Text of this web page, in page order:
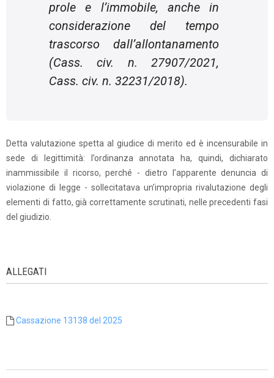
prole e l’immobile, anche in
considerazione del tempo
trascorso dall’allontanamento
(Cass. civ. n. 27907/2021,
Cass. civ. n. 32231/2018).
Detta valutazione spetta al giudice di merito ed è incensurabile in
sede di legittimità: l’ordinanza annotata ha, quindi, dichiarato
inammissibile il ricorso, perché - dietro l’apparente denuncia di
violazione di legge - sollecitatava un’impropria rivalutazione degli
elementi di fatto, già correttamente scrutinati, nelle precedenti fasi
del giudizio.
ALLEGATI
Cassazione 13138 del 2025